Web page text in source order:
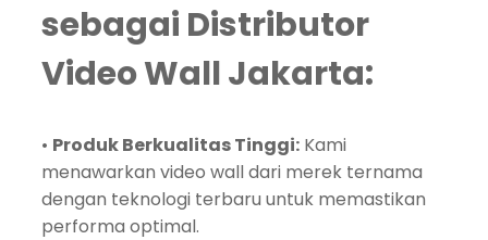
sebagai Distributor
Video Wall Jakarta:
• Produk Berkualitas Tinggi: Kami
menawarkan video wall dari merek ternama
dengan teknologi terbaru untuk memastikan
performa optimal.